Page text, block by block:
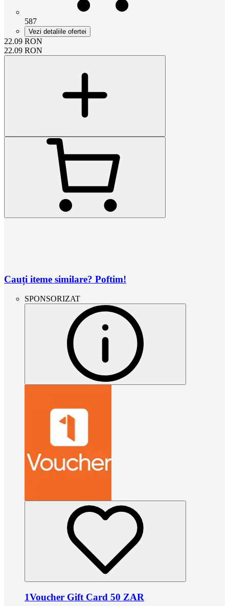
587
Vezi detaliile ofertei
22.09 RON
22.09 RON
Cauți iteme similare? Poftim!
SPONSORIZAT
1Voucher Gift Card 50 ZAR